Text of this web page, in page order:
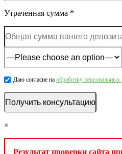
Утраченная сумма *
Даю согласие на обработку
×
Результат проверки сайта